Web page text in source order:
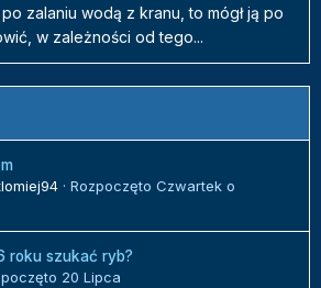
zalaniu wodą z kranu, to mógł ją po
w zależności od tego...
· Rozpoczęto Czwartek o
roku szukać ryb?
20 Lipca